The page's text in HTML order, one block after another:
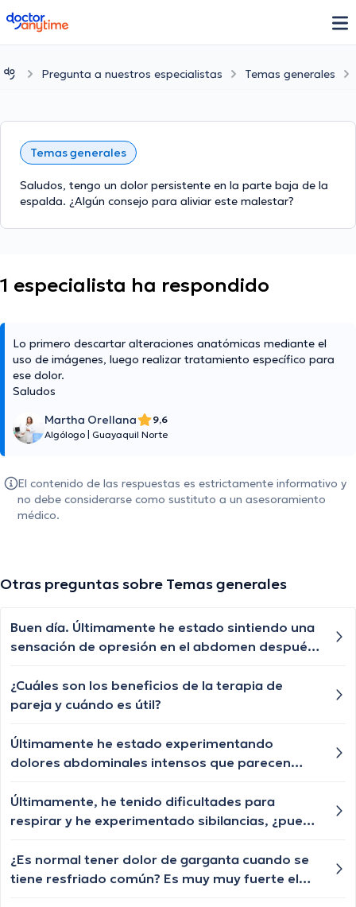
doctoranytime
Pregunta a nuestros especialistas Temas generales
Temas generales
Saludos, tengo un dolor persistente en la parte baja de la
espalda. ¿Algún consejo para aliviar este malestar?
1 especialista ha respondido
Lo primero descartar alteraciones anatómicas mediante el
uso de imágenes, luego realizar tratamiento específico para
ese dolor.
Saludos
Martha Orellana
9,6
Algólogo Guayaquil Norte
El contenido de las respuestas es estrictamente informativo y
no debe considerarse como sustituto a un asesoramiento
médico.
Otras preguntas sobre Temas generales
Buen día. Últimamente he estado sintiendo una
sensación de opresión en el abdomen después
¿Cuáles son los beneficios de la terapia de
pareja y cuándo es útil?
Últimamente he estado experimentando
dolores abdominales intensos que parecen
notado un cambio en las horas en las que entro
al baño y ha sido menos frecuente... Alguna
síntomas?
Últimamente, he tenido dificultades para
respirar y he experimentado sibilancias, ¿puede
diagnostica?
¿Es normal tener dolor de garganta cuando se
tiene resfriado común? Es muy muy fuerte el